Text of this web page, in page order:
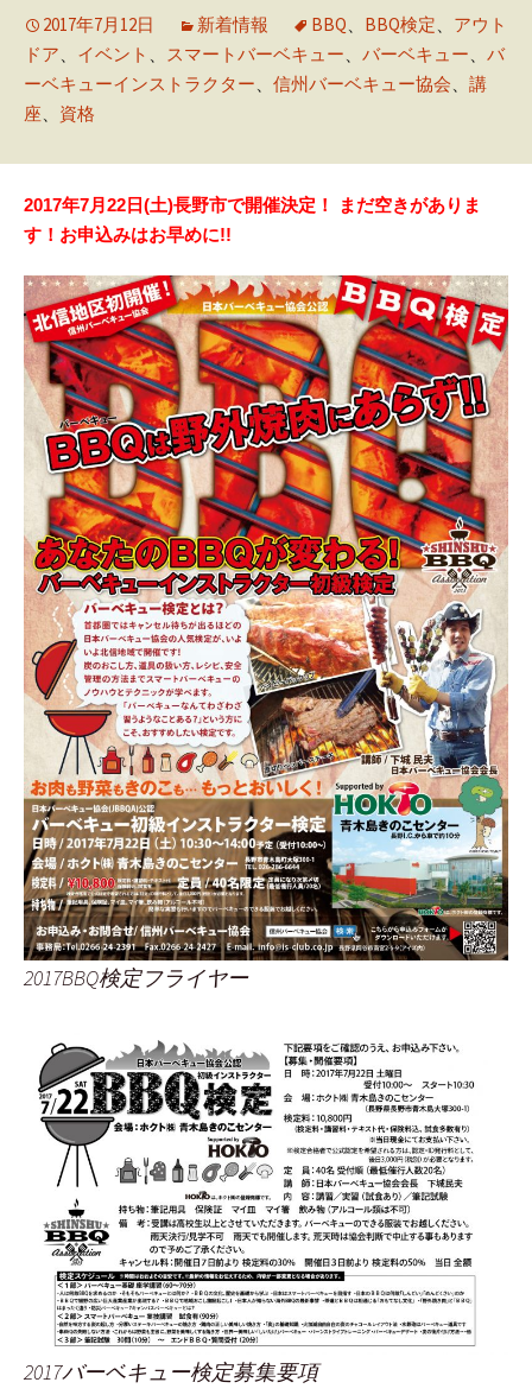
2017年7月12日 新着情報 BBQ、 BBQ検定、 アウト
ドア、 イベント 、 スマートバーベキュー、 バーベキュー、 バ
ーベキューインストラクター、 信州バーベキュー協会、 講
座、 資格
2017年7月22日(土)長野市で開催決定！
まだ空きがありま
す！お申込みはお早めに!!
2017BBQ検定フライヤー
2017バーベキュー検定募集要項